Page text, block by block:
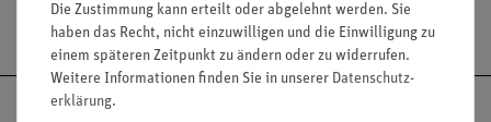
Versandkostenfrei ab 300,- €
Die Zustimmung kann erteilt oder abgelehnt werden. Sie
haben das Recht, nicht einzuwilligen und die Einwilligung zu
einem späteren Zeitpunkt zu ändern oder zu widerrufen.
Weitere Informationen finden Sie in unserer Daten­schutz­
erklärung.